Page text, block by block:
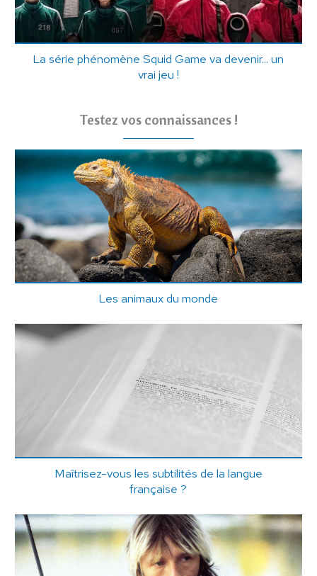
La série phénomène Squid Game va devenir... un
vrai jeu !
Testez vos connaissances !
Les animaux du monde
Maîtrisez-vous les subtilités de la langue
française ?